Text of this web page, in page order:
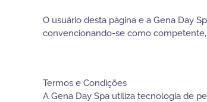
O usuário desta página e a Gena Day
convencionando-se como
Termos e Condições
A Gena Day Spa utiliza tecnologia de